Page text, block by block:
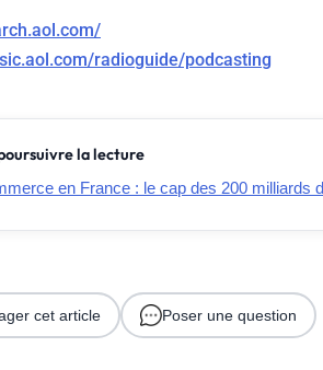
radioguide/podcasting
la lecture
en France : le cap des 200 milliards
cet article Poser une question